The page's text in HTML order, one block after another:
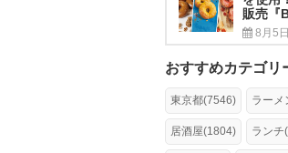
販売『
8月5
おすすめカテゴリ
東京都(7546) ラーメ
居酒屋(1804) ランチ